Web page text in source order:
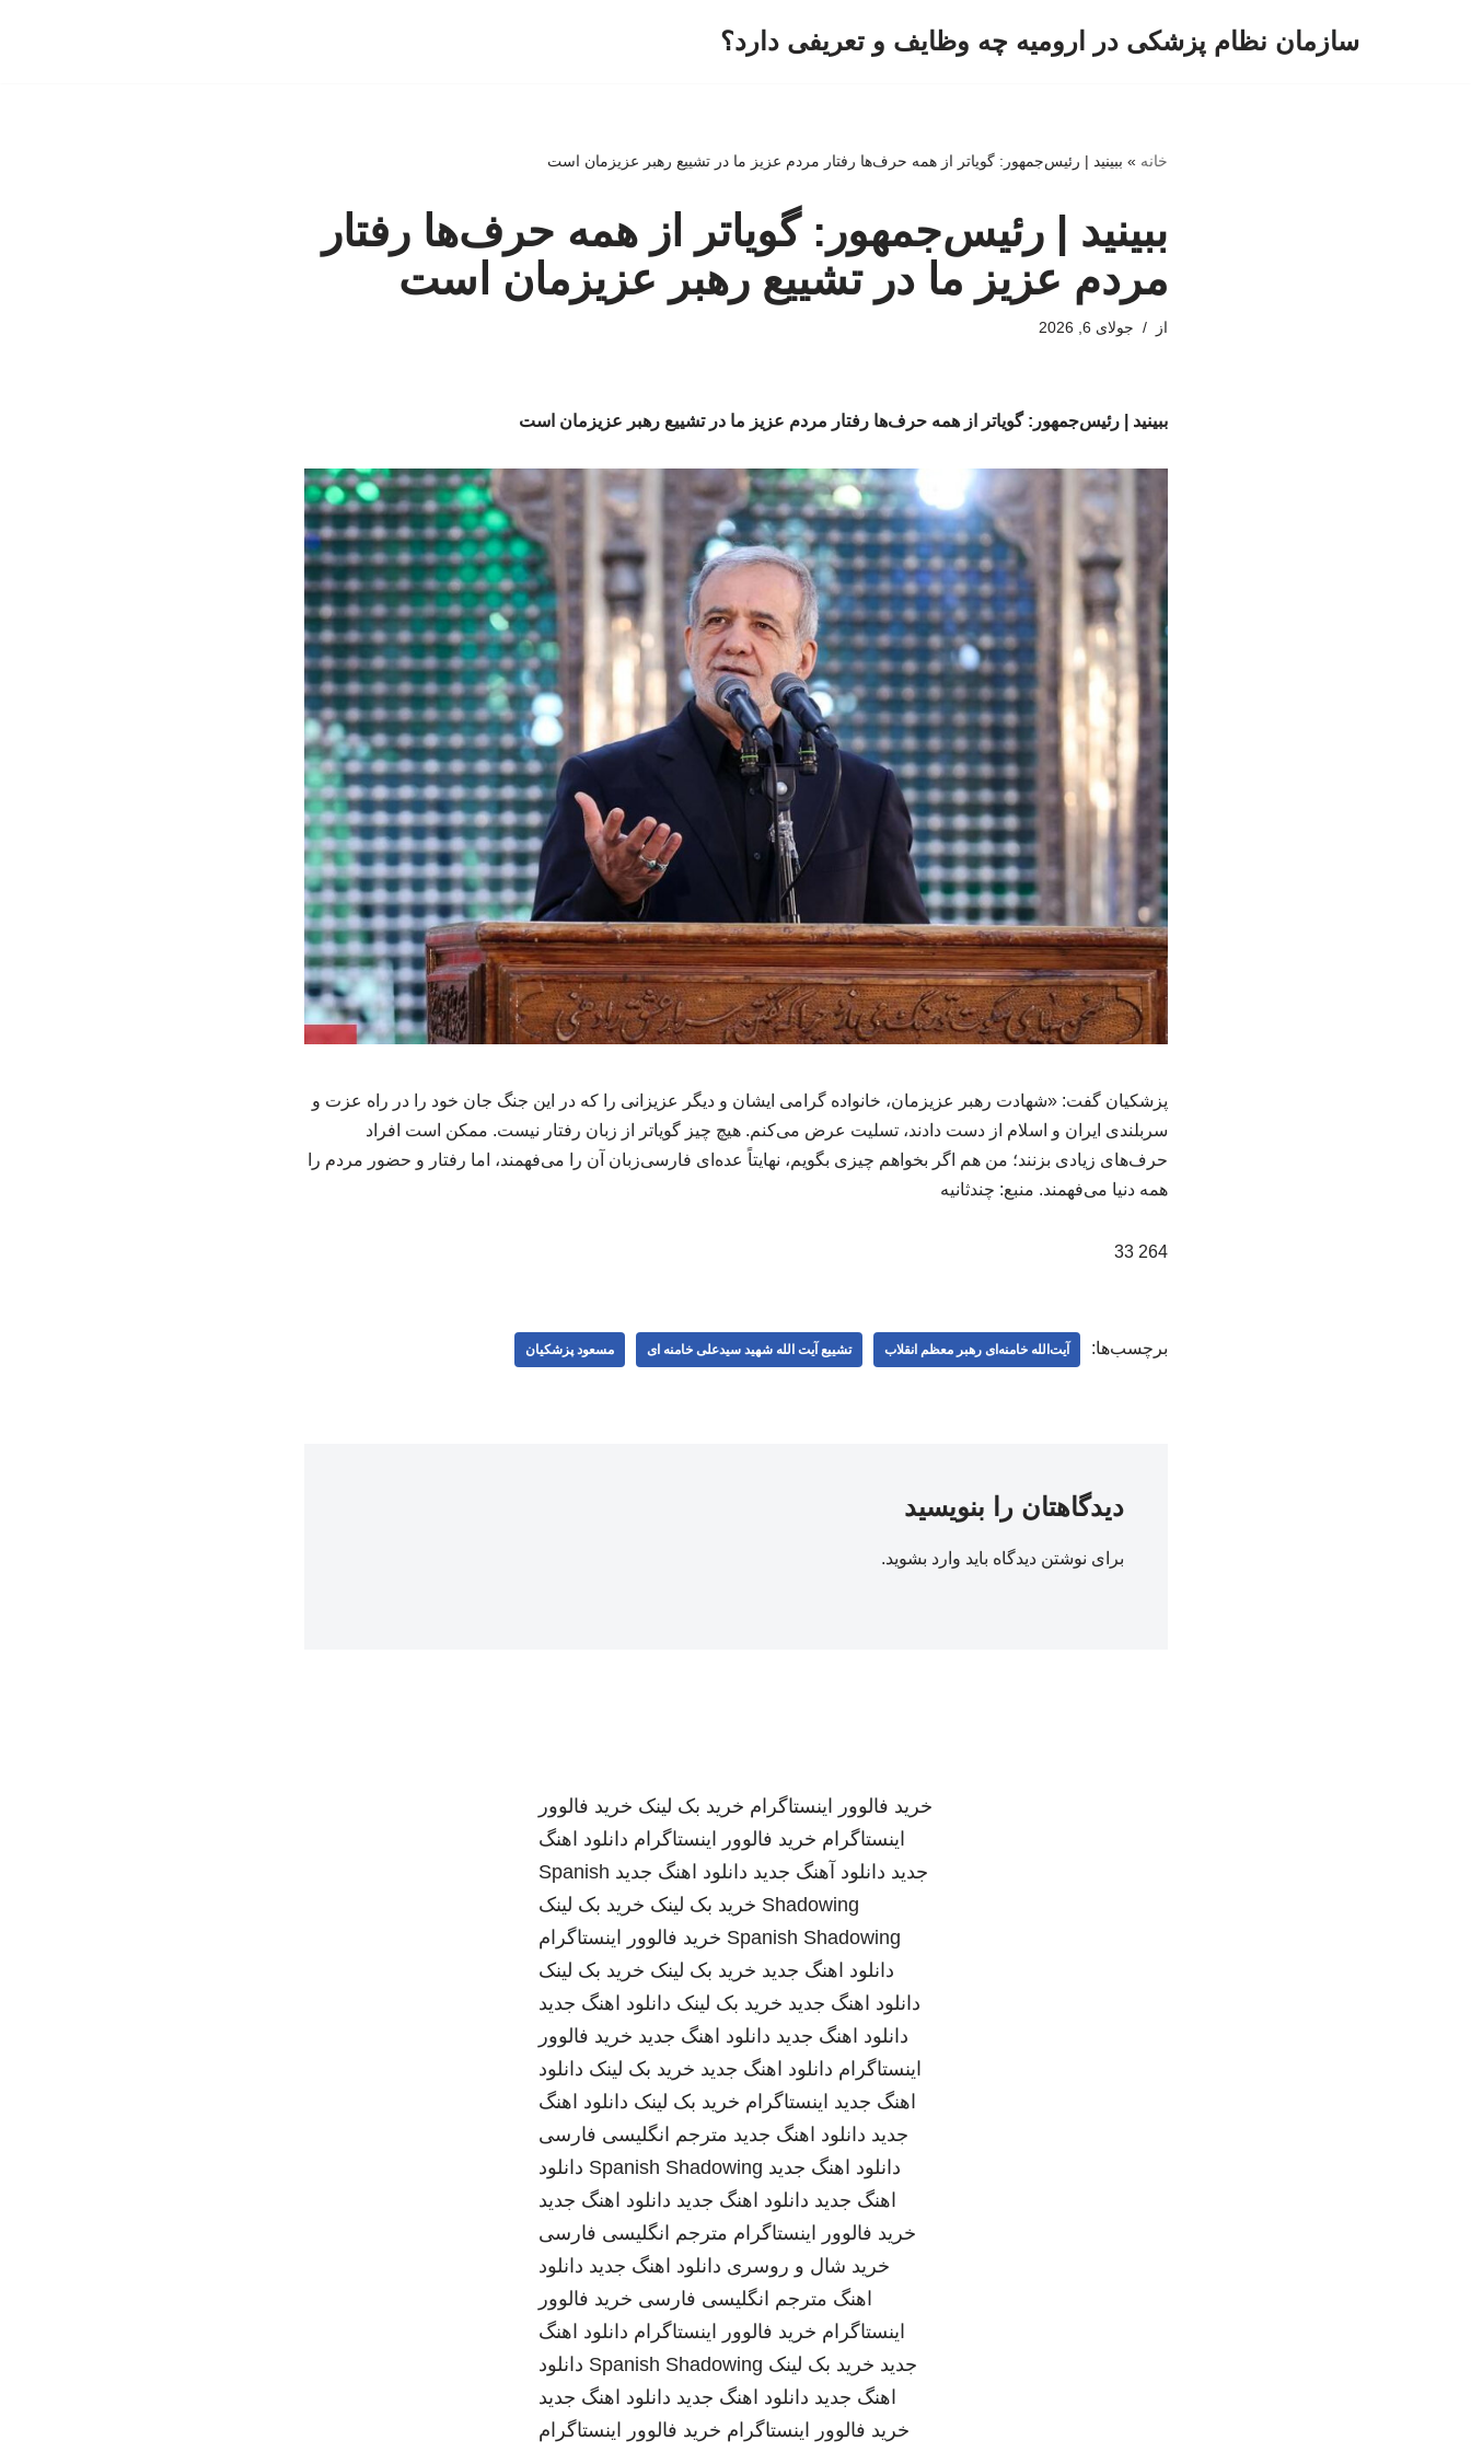
سازمان نظام پزشکی در ارومیه چه وظایف و تعریفی دارد؟
خانه » ببینید | رئیس‌جمهور: گویاتر از همه حرف‌ها رفتار مردم عزیز ما در تشییع رهبر عزیزمان است
ببینید | رئیس‌جمهور: گویاتر از همه حرف‌ها رفتار
مردم عزیز ما در تشییع رهبر عزیزمان است
از جولای 6, 2026
ببینید | رئیس‌جمهور: گویاتر از همه حرف‌ها رفتار مردم عزیز ما در تشییع رهبر عزیزمان است
پزشکیان گفت: «شهادت رهبر عزیزمان، خانواده گرامی ایشان و دیگر عزیزانی را که در این جنگ جان خود را در راه عزت و
سربلندی ایران و اسلام از دست دادند، تسلیت عرض می‌کنم. هیچ چیز گویاتر از زبان رفتار نیست. ممکن است افراد
حرف‌های زیادی بزنند؛ من هم اگر بخواهم چیزی بگویم، نهایتاً عده‌ای فارسی‌زبان آن را می‌فهمند، اما رفتار و حضور مردم را
همه دنیا می‌فهمند. منبع: چندثانیه
264 33
برچسب‌ها: آیت‌الله خامنه‌ای رهبر معظم انقلاب تشییع آیت الله شهید سیدعلی خامنه ای مسعود پزشکیان
دیدگاهتان را بنویسید
برای نوشتن دیدگاه باید وارد بشوید.
خرید فالوور اینستاگرام خرید بک لینک خرید فالوور
اینستاگرام خرید فالوور اینستاگرام دانلود اهنگ
جدید دانلود آهنگ جدید دانلود اهنگ جدید Spanish
Shadowing خرید بک لینک خرید بک لینک
Spanish Shadowing خرید فالوور اینستاگرام
دانلود اهنگ جدید خرید بک لینک خرید بک لینک
دانلود اهنگ جدید خرید بک لینک دانلود اهنگ جدید
دانلود اهنگ جدید دانلود اهنگ جدید خرید فالوور
اینستاگرام دانلود اهنگ جدید خرید بک لینک دانلود
اهنگ جدید اینستاگرام خرید بک لینک دانلود اهنگ
جدید دانلود اهنگ جدید مترجم انگلیسی فارسی
دانلود اهنگ جدید Spanish Shadowing دانلود
اهنگ جدید دانلود اهنگ جدید دانلود اهنگ جدید
خرید فالوور اینستاگرام مترجم انگلیسی فارسی
خرید شال و روسری دانلود اهنگ جدید دانلود
اهنگ مترجم انگلیسی فارسی خرید فالوور
اینستاگرام خرید فالوور اینستاگرام دانلود اهنگ
جدید خرید بک لینک Spanish Shadowing دانلود
اهنگ جدید دانلود اهنگ جدید دانلود اهنگ جدید
خرید فالوور اینستاگرام خرید فالوور اینستاگرام